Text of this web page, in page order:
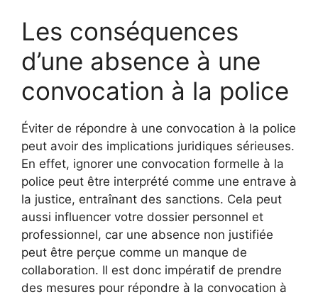
Les conséquences
d’une absence à une
convocation à la police
Éviter de répondre à une convocation à la police
peut avoir des implications juridiques sérieuses.
En effet, ignorer une convocation formelle à la
police peut être interprété comme une entrave à
la justice, entraînant des sanctions. Cela peut
aussi influencer votre dossier personnel et
professionnel, car une absence non justifiée
peut être perçue comme un manque de
collaboration. Il est donc impératif de prendre
des mesures pour répondre à la convocation à